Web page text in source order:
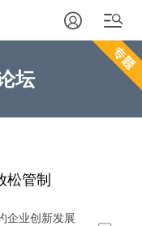
坛
松管制
企业创新发展